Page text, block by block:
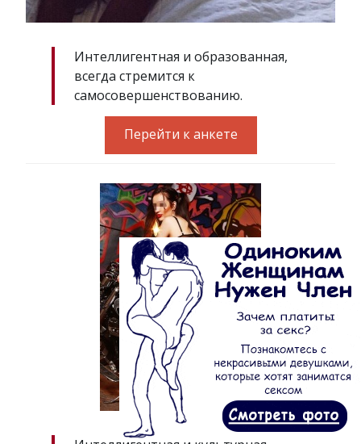
Интеллигентная и образованная,
всегда стремится к
самосовершенствованию.
Перейти к анкете